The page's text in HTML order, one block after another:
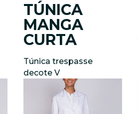
TÚNICA
MANGA
CURTA
Túnica trespasse
decote V